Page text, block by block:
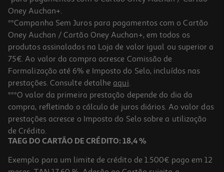
Creme De Corpo La Vida Caribeña Colombian 200ml
6.49 €/un
6,49 €
Oney Auchan+.
**Campanha Sem Juros para pagamentos com o Cartão
Oney Auchan / Cartão Oney Auchan+, em todos os
produtos assinalados na Loja de valor igual ou superior a
75€. Ao valor da compra acresce Comissão de
Formalização até 6% e Imposto do Selo, incluídos nas
prestações. Consulte detalhe aqui.
***O valor da primeira prestação depende do dia da
compra, refletindo o cálculo de juros diários. Ao valor das
prestações acresce o Imposto do Selo sobre a utilização
de Crédito.
TAEG DO CARTÃO DE CRÉDITO: 18,4 %
Exemplo para um limite de crédito de 1.500€ pago em 12